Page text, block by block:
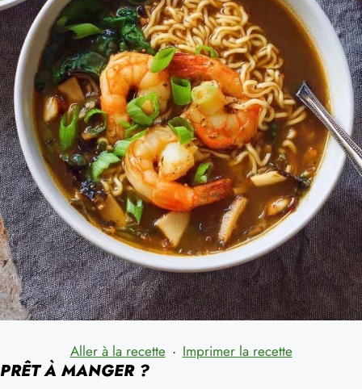
Aller à la recette · Imprimer la recette
PRÊT À MANGER ?